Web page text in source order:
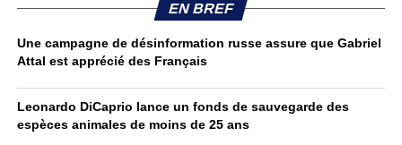
EN BREF
Une campagne de désinformation russe assure que Gabriel
Attal est apprécié des Français
Leonardo DiCaprio lance un fonds de sauvegarde des
espèces animales de moins de 25 ans